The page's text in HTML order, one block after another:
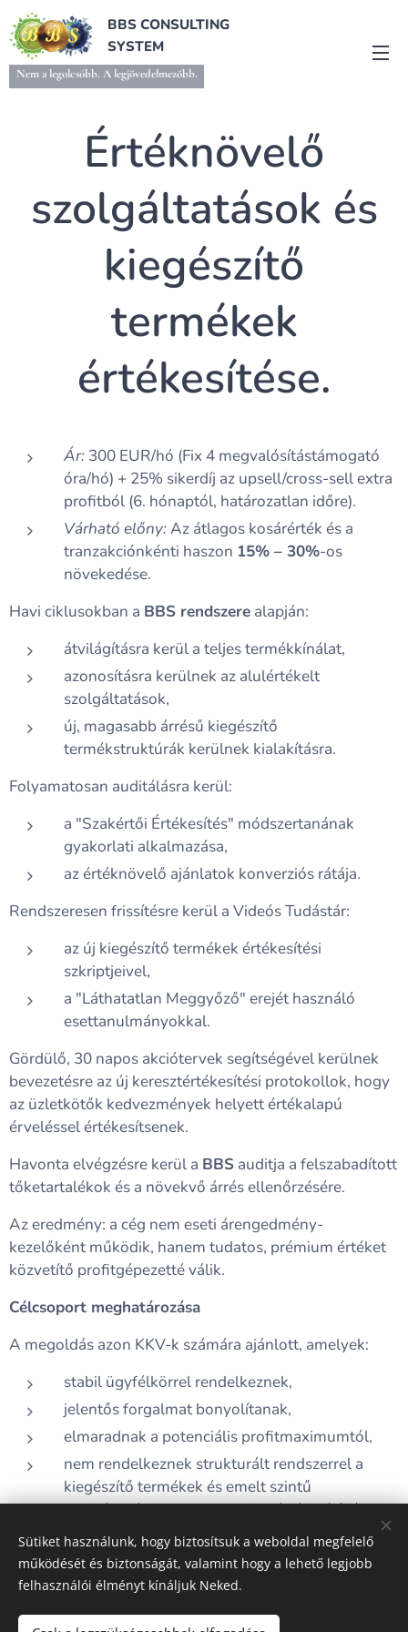
BBS CONSULTING
SYSTEM
Nem a legolcsóbb. A legjövedelmezőbb.
Értéknövelő
szolgáltatások és
kiegészítő
termékek
értékesítése.
Ár: 300 EUR/hó (Fix 4 megvalósítástámogató
óra/hó) + 25% sikerdíj az upsell/cross-sell extra
profitból (6. hónaptól, határozatlan időre).
Várható előny:Az átlagos kosárérték és a
tranzakciónkénti haszon 15% – 30%-os
növekedése.
Havi ciklusokban a BBS rendszere alapján:
átvilágításra kerül a teljes termékkínálat,
azonosításra kerülnek az alulértékelt
szolgáltatások,
új, magasabb árrésű kiegészítő
termékstruktúrák kerülnek kialakításra.
Folyamatosan auditálásra kerül:
a "Szakértői Értékesítés" módszertanának
gyakorlati alkalmazása,
az értéknövelő ajánlatok konverziós rátája.
Rendszeresen frissítésre kerül a Videós Tudástár:
az új kiegészítő termékek értékesítési
szkriptjeivel,
a "Láthatatlan Meggyőző" erejét használó
esettanulmányokkal.
Gördülő, 30 napos akciótervek segítségével kerülnek
bevezetésre az új keresztértékesítési protokollok, hogy
az üzletkötők kedvezmények helyett értékalapú
érveléssel értékesítsenek.
Havonta elvégzésre kerül a BBS auditja a felszabadított
tőketartalékok és a növekvő árrés ellenőrzésére.
Az eredmény: a cég nem eseti árengedmény-
kezelőként működik, hanem tudatos, prémium értéket
közvetítő profitgépezetté válik.
Célcsoport meghatározása
A megoldás azon KKV-k számára ajánlott, amelyek:
stabil ügyfélkörrel rendelkeznek,
jelentős forgalmat bonyolítanak,
elmaradnak a potenciális profitmaximumtól,
nem rendelkeznek strukturált rendszerrel a
kiegészítő termékek és emelt szintű
szolgáltatások szisztematikus értékesítésére.
Sütiket használunk, hogy biztosítsuk a weboldal megfelelő
működését és biztonságát, valamint hogy a lehető legjobb
felhasználói élményt kínáljuk Neked.